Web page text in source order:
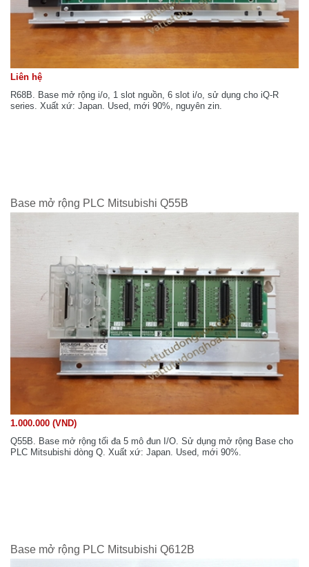
Liên hệ
R68B. Base mở rộng i/o, 1 slot nguồn, 6 slot i/o, sử dụng cho iQ-R
series. Xuất xứ: Japan. Used, mới 90%, nguyên zin.
Base mở rộng PLC Mitsubishi Q55B
1.000.000 (VND)
Q55B. Base mở rộng tối đa 5 mô đun I/O. Sử dụng mở rộng Base cho
PLC Mitsubishi dòng Q. Xuất xứ: Japan. Used, mới 90%.
Base mở rộng PLC Mitsubishi Q612B